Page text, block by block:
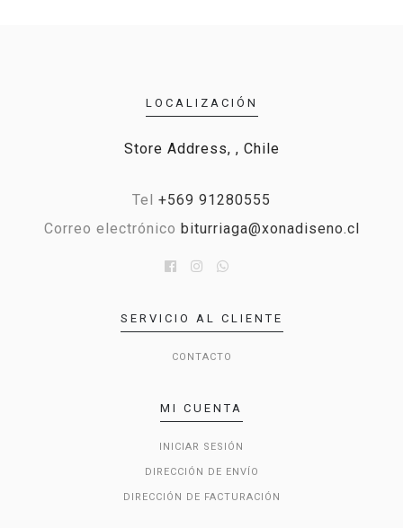
LOCALIZACIÓN
Store Address, , Chile
Tel +569 91280555
Correo electrónico biturriaga@xonadiseno.cl
SERVICIO AL CLIENTE
CONTACTO
MI CUENTA
INICIAR SESIÓN
DIRECCIÓN DE ENVÍO
DIRECCIÓN DE FACTURACIÓN